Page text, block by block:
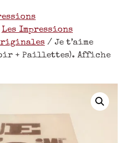
Les Impressions
Originales / Je t’aime
+ Paillettes). Affiche